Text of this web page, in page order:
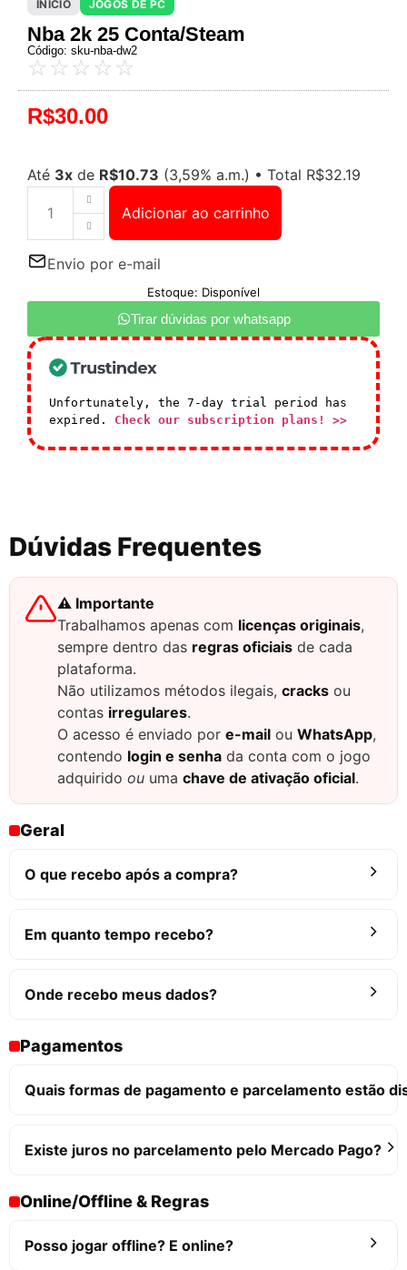
INÍCIO JOGOS DE PC
Nba 2k 25 Conta/Steam
Código: sku-nba-dw2
☆ ☆ ☆ ☆ ☆
R$30.00
Até 3x de R$10.73 (3,59% a.m.) • Total R$32.19
Adicionar ao carrinho
Envio por e-mail
Estoque: Disponível
Tirar dúvidas por whatsapp
Unfortunately, the 7-day trial period has
expired. Check our subscription plans! >>
Dúvidas Frequentes
⚠️ Importante
Trabalhamos apenas com licenças originais,
sempre dentro das regras oficiais de cada
plataforma.
Não utilizamos métodos ilegais, cracks ou
contas irregulares.
O acesso é enviado por e-mail ou WhatsApp,
contendo login e senha da conta com o jogo
adquirido ou uma chave de ativação oficial.
Geral
O que recebo após a compra?
Em quanto tempo recebo?
Onde recebo meus dados?
Pagamentos
Quais formas de pagamento e parcelamento estão
Existe juros no parcelamento pelo Mercado Pago?
Online/Offline & Regras
Posso jogar offline? E online?